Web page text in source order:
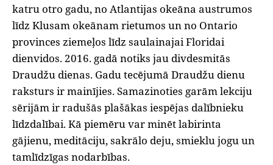
katru otro gadu, no Atlantijas okeāna austrumos
līdz Klusam okeānam rietumos un no Ontario
provinces ziemeļos līdz saulainajai Floridai
dienvidos. 2016. gadā notiks jau divdesmitās
Draudžu dienas. Gadu tecējumā Draudžu dienu
raksturs ir mainījies. Samazinoties garām lekciju
sērijām ir radušās plašākas iespējas dalībnieku
līdzdalībai. Kā piemēru var minēt labirinta
gājienu, meditāciju, sakrālo deju, smieklu jogu un
tamlīdzīgas nodarbības.